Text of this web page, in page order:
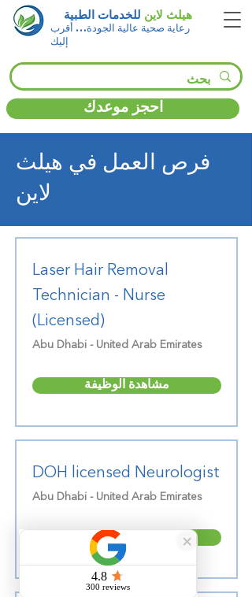
هيلث لاين للخدمات الطبية
رعاية صحية عالية الجودة… أقرب
إليك
احجز موعدك
فرص العمل في هيلث
لاين
Laser Hair Removal
Technician - Nurse
(Licensed)
Abu Dhabi - United Arab Emirates
مشاهدة الوظيفة
DOH licensed Neurologist
Abu Dhabi - United Arab Emirates
مشاهدة الوظيفة